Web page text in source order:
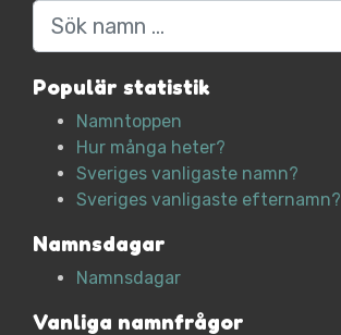
Sök
Populär statistik
Namntoppen
Hur många heter?
Sveriges vanligaste namn?
Sveriges vanligaste efternamn?
Namnsdagar
Namnsdagar
Vanliga namnfrågor